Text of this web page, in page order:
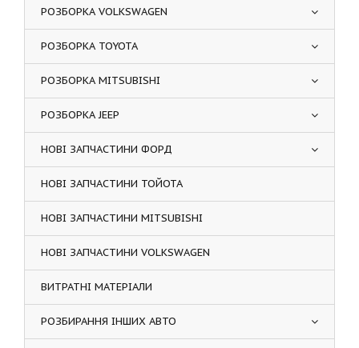
РОЗБОРКА VOLKSWAGEN
РОЗБОРКА TOYOTA
РОЗБОРКА MITSUBISHI
РОЗБОРКА JEEP
НОВІ ЗАПЧАСТИНИ ФОРД
НОВІ ЗАПЧАСТИНИ ТОЙОТА
НОВІ ЗАПЧАСТИНИ MITSUBISHI
НОВІ ЗАПЧАСТИНИ VOLKSWAGEN
ВИТРАТНІ МАТЕРІАЛИ
РОЗБИРАННЯ ІНШИХ АВТО